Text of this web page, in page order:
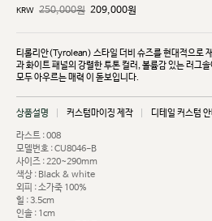
KRW 250,000원 209,000원
티롤리안(Tyrolean) 스타일 더비 슈즈를 현대적으로
과 화이트패널의 강렬한 투톤 컬러, 볼륨감 있는 러그
모두 아우르는 매력 이 돋보입니다.
상품설명 커스텀마이징 제작 디테일 커스텀 안
라스트 : 008
모델번호 : CU8046-B
사이즈 : 220~290mm
색상 : Black & white
외피 : 소가죽 100%
힐 : 3.5cm
인솔 : 1cm